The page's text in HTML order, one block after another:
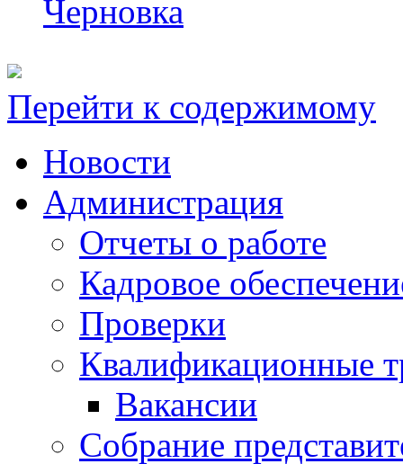
Перейти к содержимому
Новости
Администрация
Отчеты о работе
Кадровое
Проверки
Квалификационные
Вакансии
Собрание